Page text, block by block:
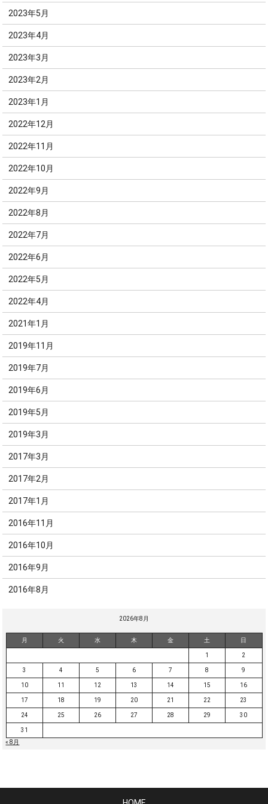
2023年5月
2023年4月
2023年3月
2023年2月
2023年1月
2022年12月
2022年11月
2022年10月
2022年9月
2022年8月
2022年7月
2022年6月
2022年5月
2022年4月
2021年1月
2019年11月
2019年7月
2019年6月
2019年5月
2019年3月
2017年3月
2017年2月
2017年1月
2016年11月
2016年10月
2016年9月
2016年8月
2026年8月
月 火 水 木 金 土 日
1 2
3 4 5 6 7 8 9
10 11 12 13 14 15 16
17 18 19 20 21 22 23
24 25 26 27 28 29 30
31
« 8月